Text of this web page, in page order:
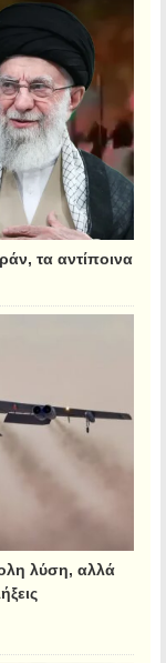
τα αντίποινα
λύση, αλλά